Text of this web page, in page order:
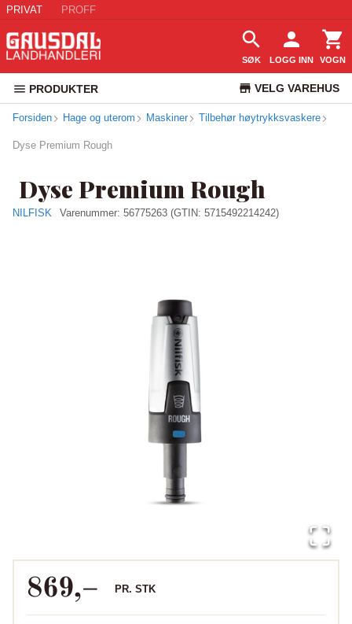
PRIVAT PROFF
SØK LOGG INN VOGN
PRODUKTER VELG VAREHUS
KUNDESERVICE
Forsiden Hage og uterom Maskiner Tilbehør høytrykksvaskere
Dyse Premium Rough
Dyse Premium Rough
NILFISK Varenummer: 56775263 (GTIN: 5715492214242)
869,– PR. STK